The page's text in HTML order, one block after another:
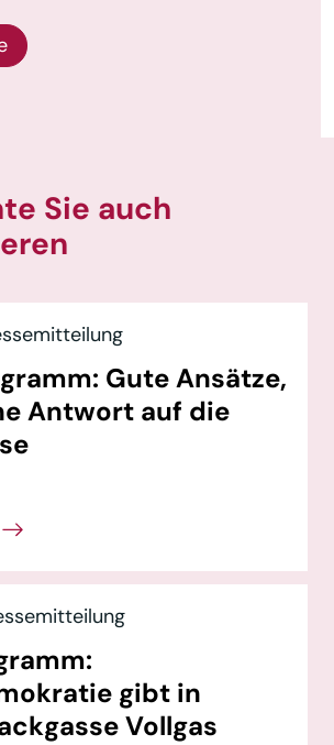
Sie auch
Gute Ansätze,
Antwort auf die
gibt in
Vollgas